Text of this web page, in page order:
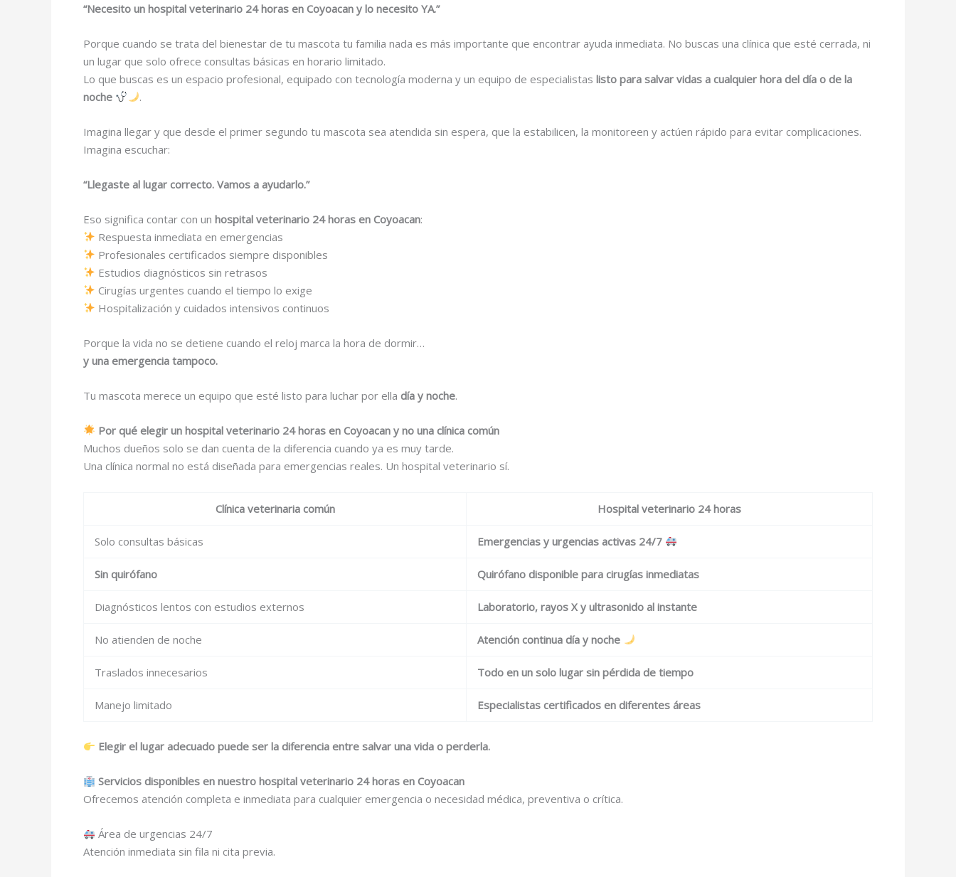
“Necesito un hospital veterinario 24 horas en Coyoacan y lo necesito YA.”
Porque cuando se trata del bienestar de tu mascota tu familia nada es más importante que encontrar ayuda inmediata. No buscas una clínica que esté cerrada, ni
un lugar que solo ofrece consultas básicas en horario limitado.
Lo que buscas es un espacio profesional, equipado con tecnología moderna y un equipo de especialistas listo para salvar vidas a cualquier hora del día o de la
noche
.
Imagina llegar y que desde el primer segundo tu mascota sea atendida sin espera, que la estabilicen, la monitoreen y actúen rápido para evitar complicaciones.
Imagina escuchar:
“Llegaste al lugar correcto. Vamos a ayudarlo.”
Eso significa contar con un hospital veterinario 24 horas en Coyoacan:
Respuesta inmediata en emergencias
Profesionales certificados siempre disponibles
Estudios diagnósticos sin retrasos
Cirugías urgentes cuando el tiempo lo exige
Hospitalización y cuidados intensivos continuos
Porque la vida no se detiene cuando el reloj marca la hora de dormir…
y una emergencia tampoco.
Tu mascota merece un equipo que esté listo para luchar por ella día y noche.
Por qué elegir un hospital veterinario 24 horas en Coyoacan y no una clínica común
Muchos dueños solo se dan cuenta de la diferencia cuando ya es muy tarde.
Una clínica normal no está diseñada para emergencias reales. Un hospital veterinario sí.
Clínica veterinaria común Hospital veterinario 24 horas
Solo consultas básicas Emergencias y urgencias activas 24/7
Sin quirófano Quirófano disponible para cirugías inmediatas
Diagnósticos lentos con estudios externos Laboratorio, rayos X y ultrasonido al instante
No atienden de noche Atención continua día y noche
Traslados innecesarios Todo en un solo lugar sin pérdida de tiempo
Manejo limitado Especialistas certificados en diferentes áreas
Elegir el lugar adecuado puede ser la diferencia entre salvar una vida o perderla.
Servicios disponibles en nuestro hospital veterinario 24 horas en Coyoacan
Ofrecemos atención completa e inmediata para cualquier emergencia o necesidad médica, preventiva o crítica.
Área de urgencias 24/7
Atención inmediata sin fila ni cita previa.